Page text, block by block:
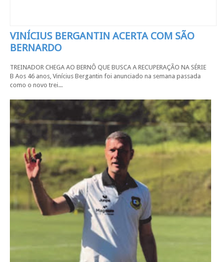
VINÍCIUS BERGANTIN ACERTA COM SÃO
BERNARDO
TREINADOR CHEGA AO BERNÔ QUE BUSCA A RECUPERAÇÃO NA SÉRIE
B Aos 46 anos, Vinícius Bergantin foi anunciado na semana passada
como o novo trei...